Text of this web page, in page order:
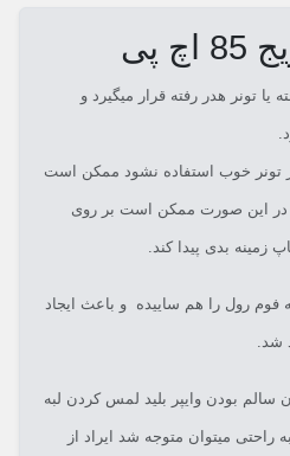
پی
یا تونر هدر رفته قرار میگیرد و
تونر خوب استفاده نشود ممکن است
و در این صورت ممکن است بر روی
زمینه بدی پیدا کند.
فوم رول را هم ساییده و باعث ایجاد
شد.
بودن وایپر بلید لمس کردن لبه
میتوان متوجه شد ایراد از